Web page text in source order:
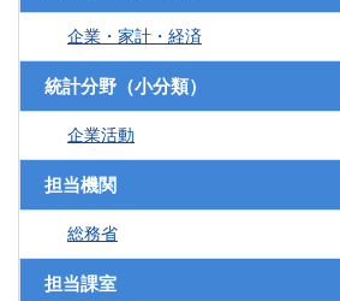
企業・家計・経済
統計分野（小分類）
企業活動
担当機関
総務省
担当課室